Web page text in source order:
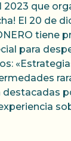
que
El 20 de
tiene
para
destacadas